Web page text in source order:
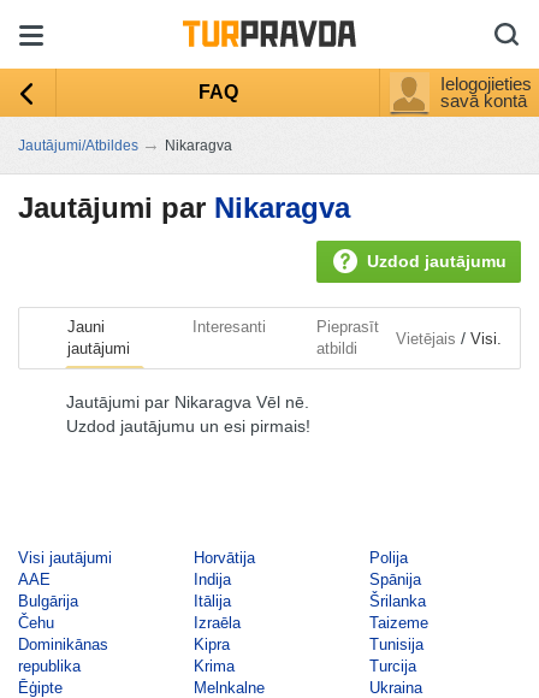
FAQ
Ielogojieties
savā kontā
Jautājumi/Atbildes → Nikaragva
Jautājumi par Nikaragva
Uzdod jautājumu
Jauni
jautājumi
Interesanti
Pieprasīt
atbildi
Vietējais / Visi.
Jautājumi par Nikaragva Vēl nē.
Uzdod jautājumu un esi pirmais!
Visi jautājumi
AAE
Bulgārija
Čehu
Dominikānas
republika
Ēģipte
Horvātija
Indija
Itālija
Izraēla
Kipra
Krima
Melnkalne
Polija
Spānija
Šrilanka
Taizeme
Tunisija
Turcija
Ukraina